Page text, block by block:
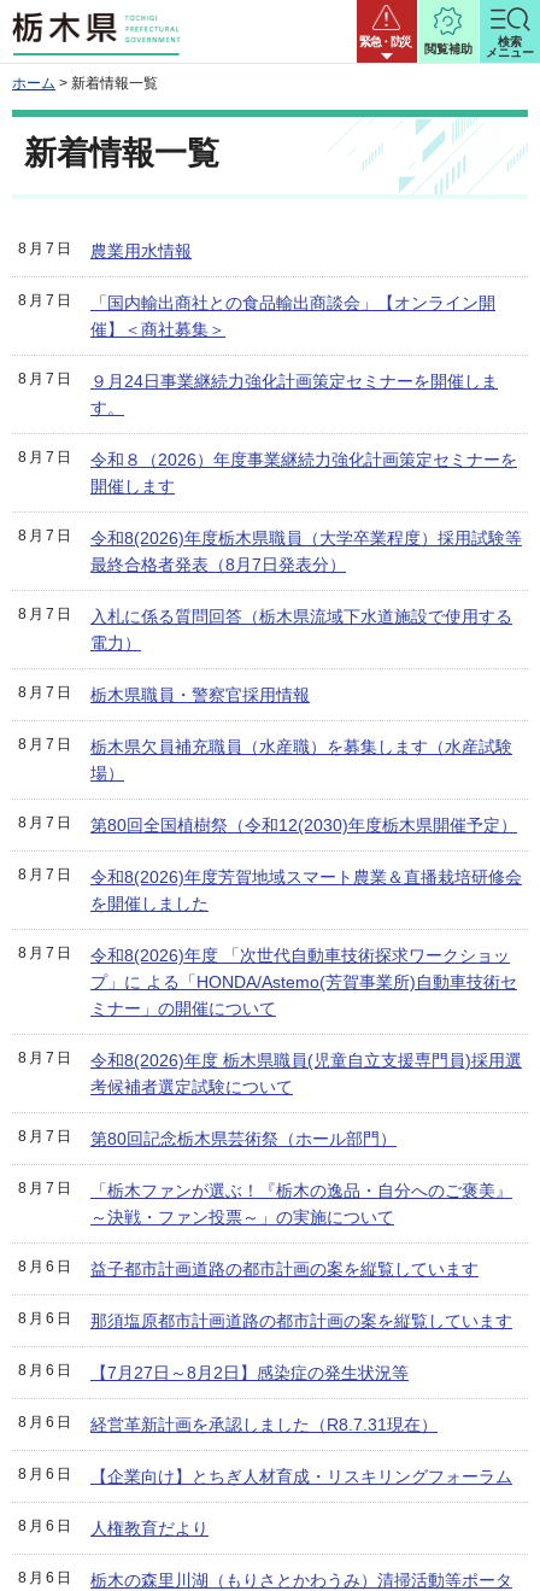
栃木県 緊急・防災
閲覧補助
検索
メニュー
ホーム > 新着情報一覧
新着情報一覧
8月7日 農業用水情報
8月7日
「国内輸出商社との食品輸出商談会」【オンライン開
催】＜商社募集＞
8月7日
９月24日事業継続力強化計画策定セミナーを開催しま
す。
8月7日
令和８（2026）年度事業継続力強化計画策定セミナーを
開催します
8月7日
令和8(2026)年度栃木県職員（大学卒業程度）採用試験等
最終合格者発表（8月7日発表分）
8月7日
入札に係る質問回答（栃木県流域下水道施設で使用する
電力）
8月7日 栃木県職員・警察官採用情報
8月7日
栃木県欠員補充職員（水産職）を募集します（水産試験
場）
8月7日 第80回全国植樹祭（令和12(2030)年度栃木県開催予定）
8月7日
令和8(2026)年度芳賀地域スマート農業＆直播栽培研修会
を開催しました
8月7日
令和8(2026)年度 「次世代自動車技術探求ワークショッ
プ」に よる「HONDA/Astemo(芳賀事業所)自動車技術セ
ミナー」の開催について
8月7日
令和8(2026)年度 栃木県職員(児童自立支援専門員)採用選
考候補者選定試験について
8月7日 第80回記念栃木県芸術祭（ホール部門）
8月7日
「栃木ファンが選ぶ！『栃木の逸品・自分へのご褒美』
～決戦・ファン投票～」の実施について
8月6日 益子都市計画道路の都市計画の案を縦覧しています
8月6日 那須塩原都市計画道路の都市計画の案を縦覧しています
8月6日 【7月27日～8月2日】感染症の発生状況等
8月6日 経営革新計画を承認しました（R8.7.31現在）
8月6日 【企業向け】とちぎ人材育成・リスキリングフォーラム
8月6日 人権教育だより
8月6日
栃木の森里川湖（もりさとかわうみ）清掃活動等ポータ